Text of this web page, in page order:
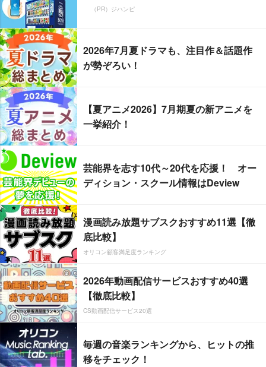
（PR）ジハンピ
2026年7月夏ドラマも、注目作＆話題作
が勢ぞろい！
【夏アニメ2026】7月期夏の新アニメを
一挙紹介！
芸能界を志す10代～20代を応援！ オー
ディション・スクール情報はDeview
漫画読み放題サブスクおすすめ11選【徹
底比較】
オリコン顧客満足度ランキング
2026年動画配信サービスおすすめ40選
【徹底比較】
CS動画配信サービス20選
毎週の音楽ランキングから、ヒットの推
移をチェック！